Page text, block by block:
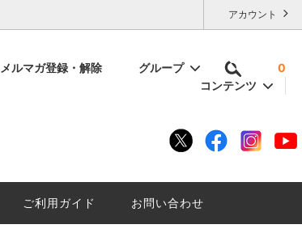
アカウント
0
メルマガ登録・解除 グループ
コンテンツ
残暑厳しい夏に「にごり酒は」はいかが
ご利用ガイド お問い合わせ